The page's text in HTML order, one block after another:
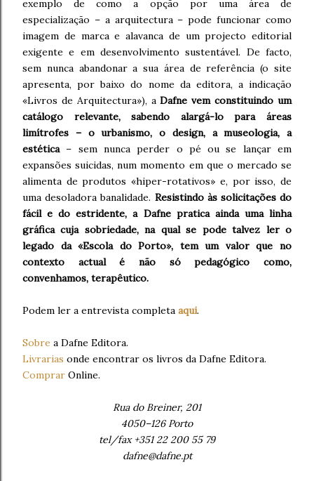
exemplo de como a opção por uma área de
especialização – a arquitectura – pode funcionar como
imagem de marca e alavanca de um projecto editorial
exigente e em desenvolvimento sustentável. De facto,
sem nunca abandonar a sua área de referência (o site
apresenta, por baixo do nome da editora, a indicação
«Livros de Arquitectura»), aDafne vem constituindo um
catálogo relevante, sabendo alargá-lo para áreas
limítrofes – o urbanismo, o design, a museologia, a
estética – sem nunca perder o pé ou se lançar em
expansões suicidas, num momento em que o mercado se
alimenta de produtos «hiper-rotativos» e, por isso, de
uma desoladora banalidade. Resistindo às solicitações do
fácil e do estridente, a Dafne pratica ainda uma linha
gráfica cuja sobriedade, na qual se pode talvez ler o
legado da «Escola do Porto», tem um valor que no
contexto actual é não só pedagógico como,
convenhamos, terapêutico.
Podem ler a entrevista completa aqui.
Sobre a Dafne Editora.
Livrarias onde encontrar os livros da Dafne Editora.
Comprar Online.
Rua do Breiner, 201
4050–126 Porto
tel/fax +351 22 200 55 79
dafne@dafne.pt